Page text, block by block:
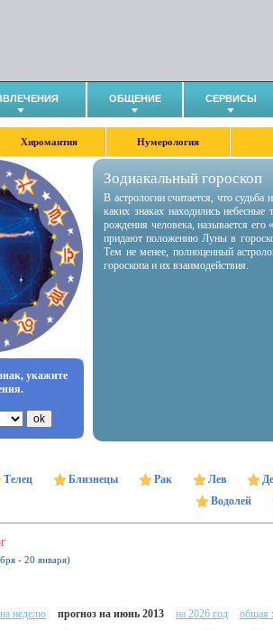
ОБЩЕНИЕ СЕРВИСЫ
Хиромантия Нумерология
укажите
Зодиакальный гороскоп
В астрологии считается, что
каких знаках находились
рождения человека, называется
придают положению Луны в
Тем не менее, полноценный
гороскопа и их взаимодействия.
Телец Близнецы Рак Лев
Водолей
- 20 января)
на неделю прогноз на июнь 2013 на 2026 год
общая